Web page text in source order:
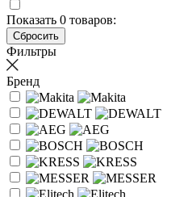
Показать 0 товаров:
Фильтры
Бренд